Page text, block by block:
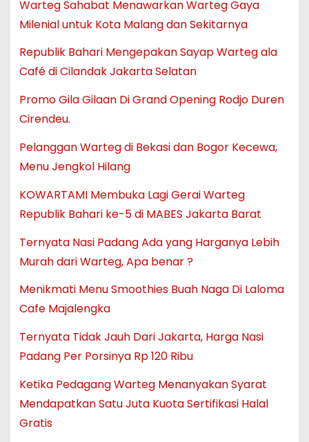
Warteg Sahabat Menawarkan Warteg Gaya
Milenial untuk Kota Malang dan Sekitarnya
Republik Bahari Mengepakan Sayap Warteg ala
Café di Cilandak Jakarta Selatan
Promo Gila Gilaan Di Grand Opening Rodjo Duren
Cirendeu.
Pelanggan Warteg di Bekasi dan Bogor Kecewa,
Menu Jengkol Hilang
KOWARTAMI Membuka Lagi Gerai Warteg
Republik Bahari ke-5 di MABES Jakarta Barat
Ternyata Nasi Padang Ada yang Harganya Lebih
Murah dari Warteg, Apa benar ?
Menikmati Menu Smoothies Buah Naga Di Laloma
Cafe Majalengka
Ternyata Tidak Jauh Dari Jakarta, Harga Nasi
Padang Per Porsinya Rp 120 Ribu
Ketika Pedagang Warteg Menanyakan Syarat
Mendapatkan Satu Juta Kuota Sertifikasi Halal
Gratis